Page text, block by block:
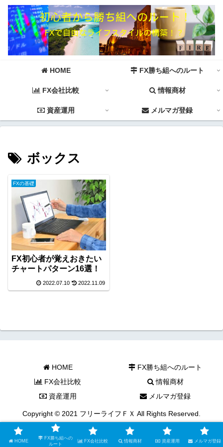
HOME FX勝ち組へのルート
FX会社比較 情報商材
資産運用 メルマガ登録
ボックス
FXの基礎
FX初心者が覚えおきたい
チャートパターン16選！
2022.07.10 2022.11.09
HOME
FX勝ち組へのルート
FX会社比較
情報商材
資産運用
メルマガ登録
Copyright © 2021 フリーライフＦＸ All Rights Reserved.
HOME
FX勝ち組への
ルート
FX会社比較 情報商材 資産運用 メルマガ登録